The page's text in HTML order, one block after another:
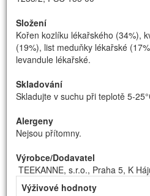
Složení
Kořen kozlíku lékařského (34%),
(19%), list meduňky lékařské
levandule lékařské.
Skladování
Skladujte v suchu při teplotě 5-
Alergeny
Nejsou přítomny.
Výrobce/Dodavatel
TEEKANNE, s.r.o., Praha 5, K
Výživové hodnoty